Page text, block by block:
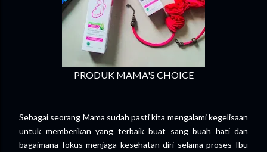
PRODUK MAMA'S CHOICE
Sebagai seorang Mama sudah pasti kita mengalami kegelisaan
untuk memberikan yang terbaik buat sang buah hati dan
bagaimana fokus menjaga kesehatan diri selama proses Ibu